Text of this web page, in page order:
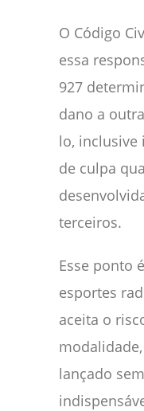
O Código
essa
927
dano a
lo, inclusive
de culpa
terceiros.
Esse ponto
esportes
aceita o
lançado